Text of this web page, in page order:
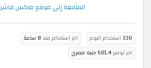
المتابعة إلى موقع ماكس
330 استخدام اليوم اخر استخدام منذ 8 ساعة
اخر توفير501.4 جنيه مصري